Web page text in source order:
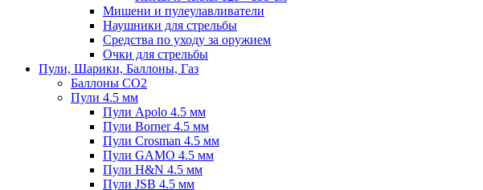
Мишени и пулеулавливатели
Наушники для стрельбы
Средства по уходу за оружием
Очки для стрельбы
Пули, Шарики, Баллоны, Газ
Баллоны CO2
Пули 4.5 мм
Пули Apolo 4.5 мм
Пули Borner 4.5 мм
Пули Crosman 4.5 мм
Пули GAMO 4.5 мм
Пули H&N 4.5 мм
Пули JSB 4.5 мм